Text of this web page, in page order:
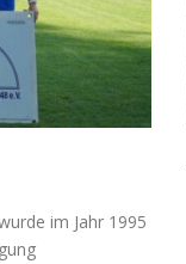
im Jahr 1995